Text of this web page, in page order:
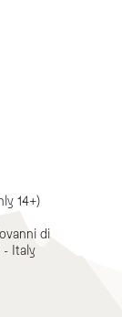
14+)
di
- Italy